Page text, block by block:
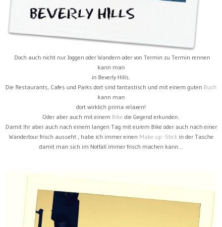
Doch auch nicht nur Joggen oder Wandern oder von Termin zu Termin rennen
kann man
in Beverly Hills.
Die Restaurants, Cafes und Parks dort sind fantastisch und mit einem guten Buch
kann man
dort wirklich prima relaxen!
Oder aber auch mit einem Bike die Gegend erkunden.
Damit Ihr aber auch nach einem langen Tag mit eurem Bike oder auch nach einer
Wandertour frisch ausseht , habe ich immer einen Make up -Stickin der Tasche
damit man sich im Notfall immer frisch machen kann...